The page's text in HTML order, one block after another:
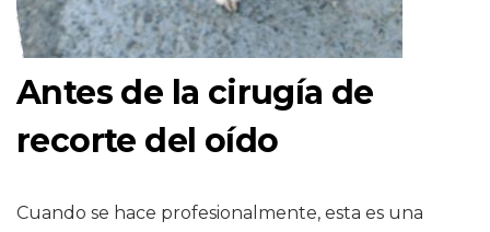
Antes de la cirugía de
recorte del oído
Cuando se hace profesionalmente, esta es una